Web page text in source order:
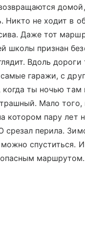
Никто не ходит в
Даже тот
школы признан
Вдоль дороги
гаражи, с
когда ты ночью там
Мало того,
котором пару лет
срезал перила.
спуститься.
маршрутом.